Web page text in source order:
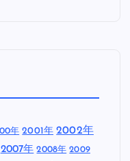
年 2001年 2002年
2007年 2008年 2009